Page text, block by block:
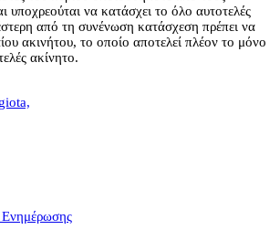
υποχρεούται να κατάσχει το όλο αυτοτελές
από τη συνένωση κατάσχεση πρέπει να
ακινήτου, το οποίο αποτελεί πλέον το μόνο
ακίνητο.